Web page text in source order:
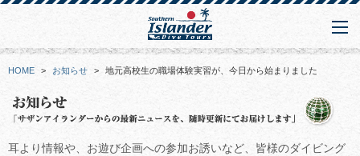
HOME > お知らせ > 地元高校生の職場体験実習が、今日から始まりました
耳より情報や、お遊び企画への参加お誘いなど、皆様のダイビング